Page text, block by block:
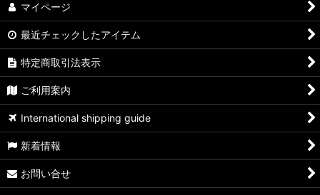
マイページ
最近チェックしたアイテム
特定商取引法表示
ご利用案内
International shipping guide
新着情報
お問い合せ